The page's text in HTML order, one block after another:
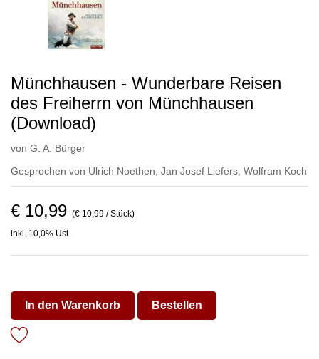
Münchhausen - Wunderbare Reisen
des Freiherrn von Münchhausen
(Download)
von G. A. Bürger
Gesprochen von Ulrich Noethen Jan Josef Liefers Wolfram Koch
€ 10,99 (€ 10,99 / Stück)
inkl. 10,0% Ust
In den Warenkorb Bestellen